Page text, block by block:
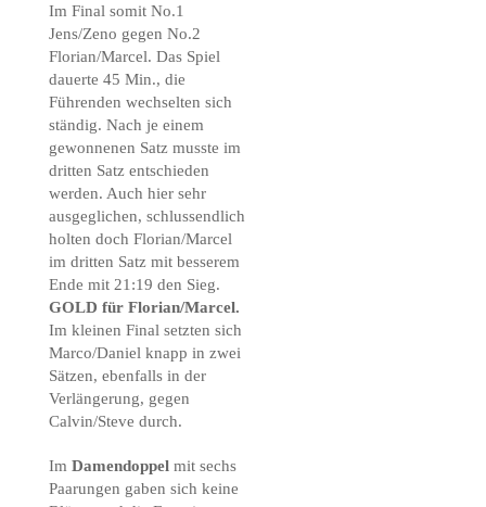
Im Final somit No.1
Jens/Zeno gegen No.2
Florian/Marcel. Das Spiel
dauerte 45 Min., die
Führenden wechselten sich
ständig. Nach je einem
gewonnenen Satz musste im
dritten Satz entschieden
werden. Auch hier sehr
ausgeglichen, schlussendlich
holten doch Florian/Marcel
im dritten Satz mit besserem
Ende mit 21:19 den Sieg.
GOLD für Florian/Marcel.
Im kleinen Final setzten sich
Marco/Daniel knapp in zwei
Sätzen, ebenfalls in der
Verlängerung, gegen
Calvin/Steve durch.
Im Damendoppel mit sechs
Paarungen gaben sich keine